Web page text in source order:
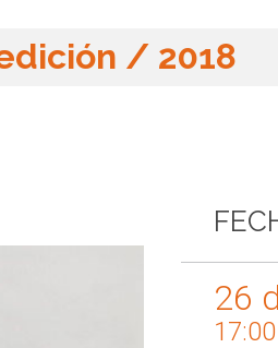
/ 2018
26